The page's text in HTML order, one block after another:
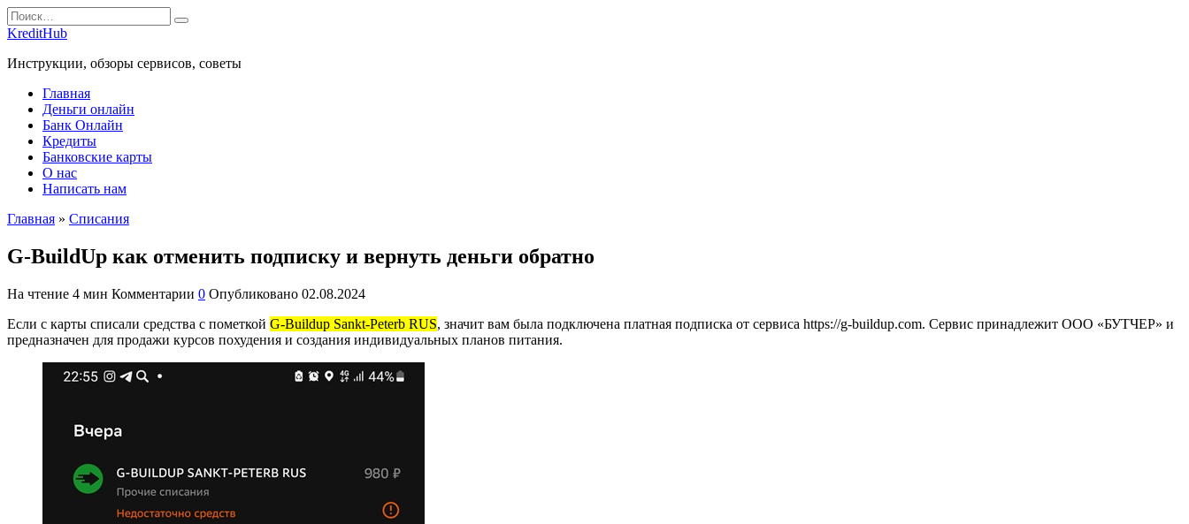
Перейти
к
Search
for:
KreditHub
Инструкции, обзоры сервисов, советы
Главная
Деньги онлайн
Банк Онлайн
Кредиты
Банковские карты
О нас
Написать нам
Главная » Списания
G-BuildUp как отменить подписку и вернуть деньги обратно
На чтение 4 мин Комментарии 0 Опубликовано 02.08.2024
Если с карты списали средства с пометкой G-Buildup Sankt-Peterb RUS, значит вам была подключена платная подписка от сервиса https://g-buildup.com. Сервис принадлежит ООО «БУТЧЕР» и
предназначен для продажи курсов похудения и создания индивидуальных планов питания.